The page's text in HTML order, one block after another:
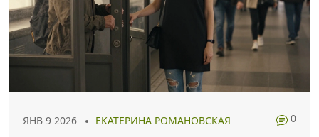
ЯНВ 9 2026 ЕКАТЕРИНА РОМАНОВСКАЯ 0